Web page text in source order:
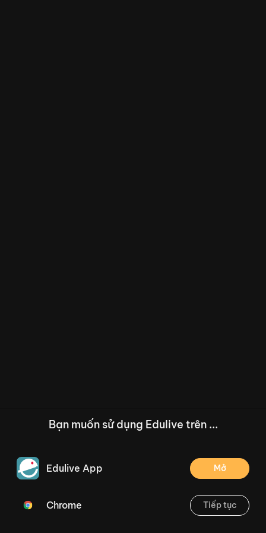
/--
Thoát
Bạn muốn sử dụng Edulive trên ...
Edulive App Mở
Chrome Tiếp tục